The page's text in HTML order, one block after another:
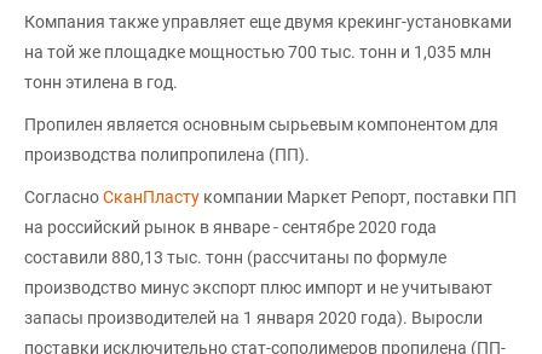
Компания также управляет еще двумя крекинг-установками
на той же площадке мощностью 700 тыс. тонн и 1,035 млн
тонн этилена в год.
Пропилен является основным сырьевым компонентом для
производства полипропилена (ПП).
СогласноСканПласту компании Маркет Репорт, поставки ПП
на российский рынок в январе - сентябре 2020 года
составили 880,13 тыс. тонн (рассчитаны по формуле
производство минус экспорт плюс импорт и не учитывают
запасы производителей на 1 января 2020 года). Выросли
поставки исключительно стат-сополимеров пропилена (ПП-